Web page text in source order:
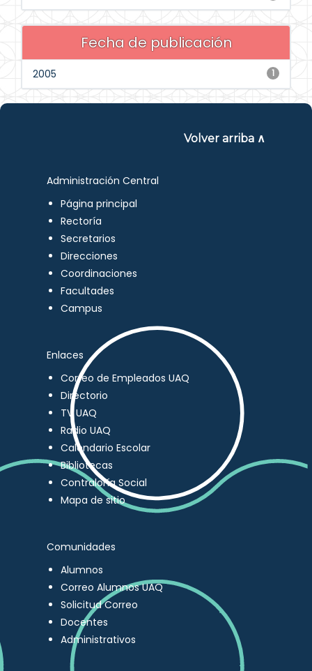
Fecha de publicación
1
2005
Volver arriba ∧
Administración Central
Página principal
Rectoría
Secretarios
Direcciones
Coordinaciones
Facultades
Campus
Enlaces
Correo de Empleados UAQ
Directorio
TV UAQ
Radio UAQ
Calendario Escolar
Bibliotecas
Contraloría Social
Mapa de sitio
Comunidades
Alumnos
Correo Alumnos UAQ
Solicitud Correo
Docentes
Administrativos